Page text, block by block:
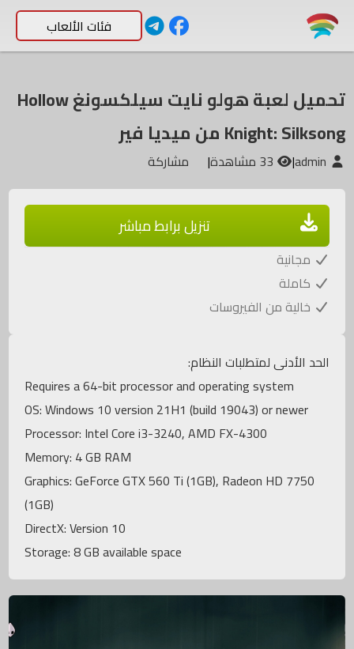
فئات الألعاب
تحميل لعبة هولو نايت سيلكسونغ Hollow
Knight: Silksong من ميديا فير
|
| مشاركة
تنزيل برابط مباشر
مجانية
كاملة
خالية من الفيروسات
الحد الأدنى لمتطلبات النظام:
Requires a 64-bit processor and operating system
OS: Windows 10 version 21H1 (build 19043) or newer
Processor: Intel Core i3-3240, AMD FX-4300
Memory: 4 GB RAM
Graphics: GeForce GTX 560 Ti (1GB), Radeon HD 7750
(1GB)
DirectX: Version 10
Storage: 8 GB available space